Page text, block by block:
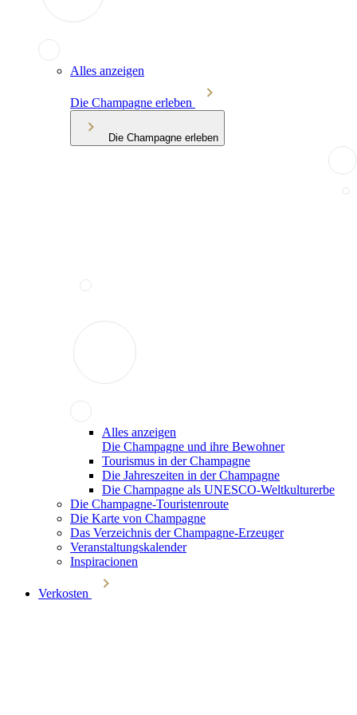
Alles anzeigen
Die Champagne erleben
Die Champagne erleben
Alles anzeigen
Die Champagne und ihre Bewohner
Tourismus in der Champagne
Die Jahreszeiten in der Champagne
Die Champagne als UNESCO-Weltkulturerbe
Die Champagne-Touristenroute
Die Karte von Champagne
Das Verzeichnis der Champagne-Erzeuger
Veranstaltungskalender
Inspiracionen
Verkosten